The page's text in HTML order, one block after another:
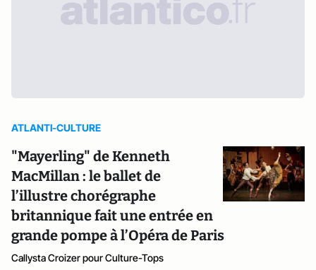
ATLANTI-CULTURE
"Mayerling" de Kenneth
MacMillan : le ballet de
l’illustre chorégraphe
britannique fait une entrée en
grande pompe à l’Opéra de Paris
Callysta Croizer pour Culture-Tops